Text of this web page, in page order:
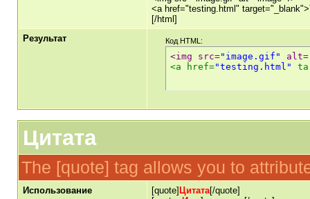
<a href="testing.html"
[/html]
Результат
Код HTML:
<img src="image.gif" alt=
<a href="testing.html"
Цитата
The [quote] tag allows you to
Использование [quote] Цитата[/quote]